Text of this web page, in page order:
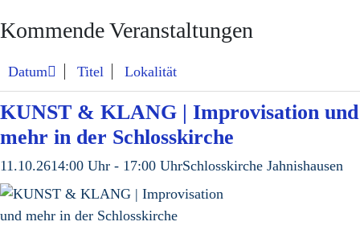
Kommende Veranstaltungen
Datum Titel Lokalität
KUNST & KLANG | Improvisation und
mehr in der Schlosskirche
11.10.2614:00 Uhr - 17:00 UhrSchlosskirche Jahnishausen